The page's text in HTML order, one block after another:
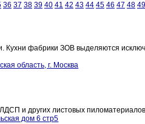
36 37 38 39 40 41 42 43 44 45 46 47 48 49
Кухни фабрики ЗОВ выделяются
область, г. Москва
и других листовых пиломатериалов
дом 6 стр5